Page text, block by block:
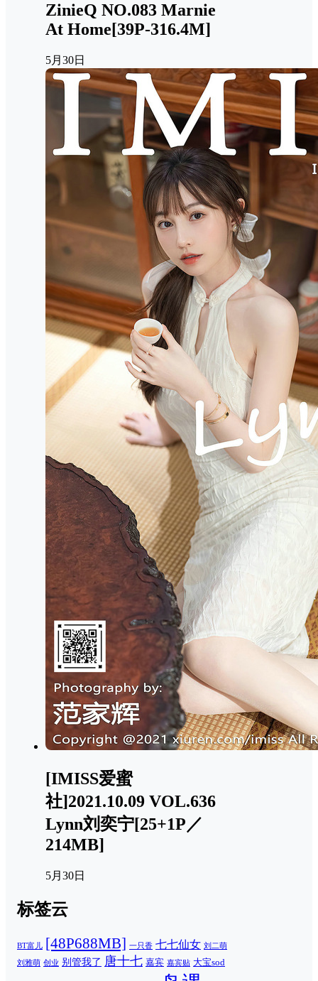
ZinieQ NO.083 Marnie
At Home[39P-316.4M]
5月30日
[IMISS爱蜜
社]2021.10.09 VOL.636
Lynn刘奕宁[25+1P／
214MB]
5月30日
标签云
BT富儿 [48P688MB] 一只香 七七仙女 刘二萌
刘雅萌 创业 别管我了 唐十七 嘉宾 嘉宾贴 大宝sod